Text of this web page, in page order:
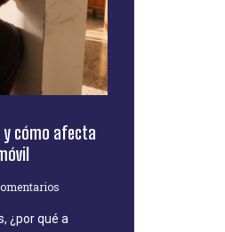
y cómo afecta
¿por qué a